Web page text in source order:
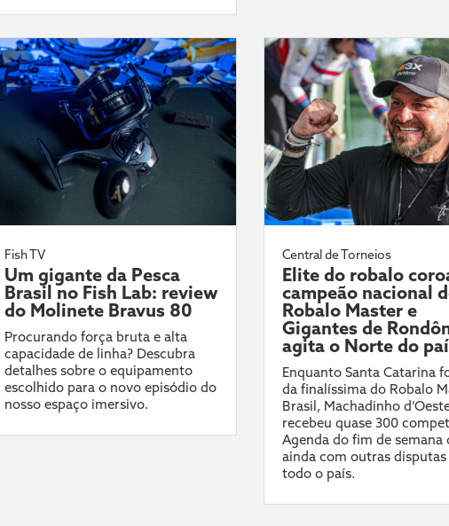
Fish TV
Um gigante da Pesca
Brasil no Fish Lab: review
do Molinete Bravus 80
Procurando força bruta e alta
capacidade de linha? Descubra
detalhes sobre o equipamento
escolhido para o novo episódio do
nosso espaço imersivo.
Central de Torneios
Elite do robalo
campeão nacional
Robalo Master e
Gigantes de
agita o Norte do
Enquanto Santa Catarina
da finalíssima do Robalo
Brasil, Machadinho
recebeu quase 300
Agenda do fim de semana
ainda com outras
todo o país.